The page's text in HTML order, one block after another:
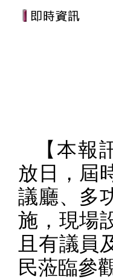
【本報
放日，屆
議廳、多
施，現場
且有議員
民蒞臨參